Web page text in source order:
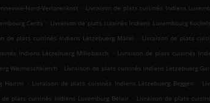
Nord-Verlorenkost . Livraison de plats cuisinés Indiens
Cents . Livraison de plats cuisinés Indiens Luxembourg
de plats cuisinés Indiens Lëtzebuerg Märel . Livraison de plats
Indiens Lëtzebuerg Millebaach . Livraison de plats cuisinés
Weimeschkierch . Livraison de plats cuisinés Indiens Lëtzebuerg
Hamm . Livraison de plats cuisinés Indiens Lëtzebuerg Beggen .
de plats cuisinés Indiens Luxemburg Belair . Livraison de plats